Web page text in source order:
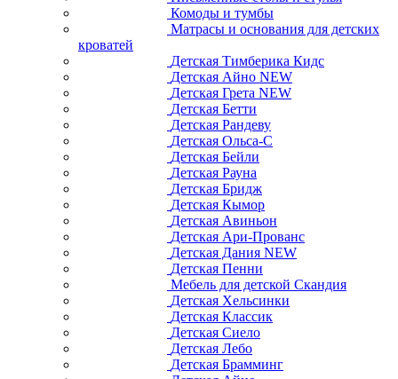
Комоды и тумбы
Матрасы и основания для детских
кроватей
Детская Тимберика Кидс
Детская Айно NEW
Детская Грета NEW
Детская Бетти
Детская Рандеву
Детская Ольса-С
Детская Бейли
Детская Рауна
Детская Бридж
Детская Кымор
Детская Авиньон
Детская Ари-Прованс
Детская Дания NEW
Детская Пенни
Мебель для детской Скандия
Детская Хельсинки
Детская Классик
Детская Сиело
Детская Лебо
Детская Брамминг